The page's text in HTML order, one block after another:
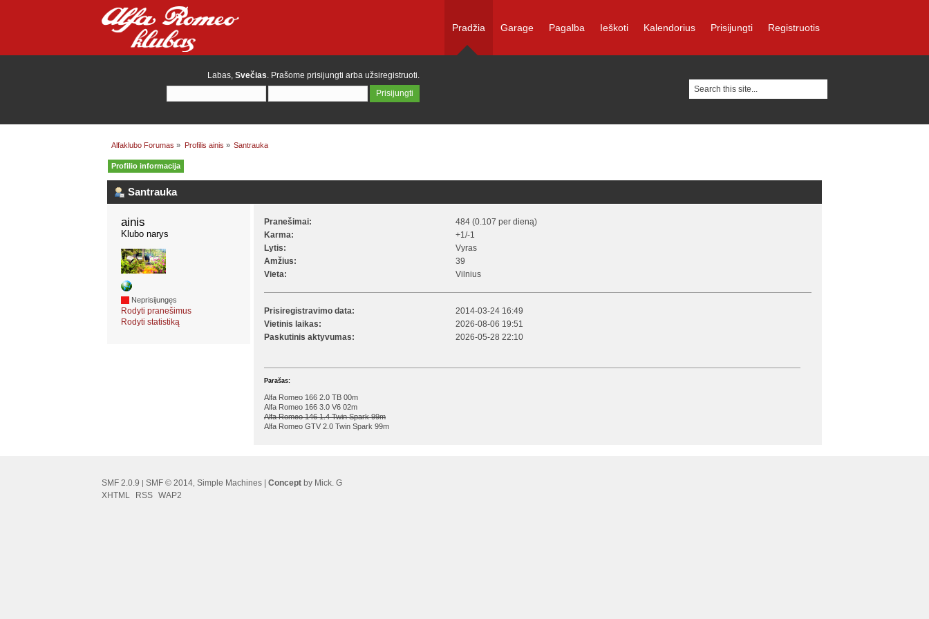
Pradžia Garage Pagalba Ieškoti Kalendorius Prisijungti Registruotis
Labas, Svečias. Prašome prisijungti arba užsiregistruoti.
Alfaklubo Forumas » Profilis ainis » Santrauka
Profilio informacija
Santrauka
ainis
Klubo narys
Neprisijungęs
Rodyti pranešimus
Rodyti statistiką
Pranešimai:
484 (0.107 per dieną)
Karma:
+1/-1
Lytis:
Vyras
Amžius:
39
Vieta:
Vilnius
Prisiregistravimo data:
2014-03-24 16:49
Vietinis laikas:
2026-08-06 19:51
Paskutinis aktyvumas:
2026-05-28 22:10
Parašas:
Alfa Romeo 166 2.0 TB 00m
Alfa Romeo 166 3.0 V6 02m
Alfa Romeo 146 1.4 Twin Spark 99m
Alfa Romeo GTV 2.0 Twin Spark 99m
SMF 2.0.9 | SMF © 2014 Simple Machines Concept by Mick. G
XHTML
RSS WAP2